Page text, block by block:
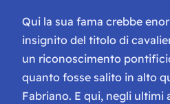
Qui la sua fama crebbe
insignito del titolo di
un riconoscimento
quanto fosse salito in alto
Fabriano. E qui, negli ultimi